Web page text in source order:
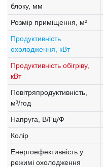
блоку, мм
Розмір приміщення, м²
Продуктивність
охолодження, кВт
Продуктивність обігріву,
кВт
Повітряпродуктивність,
м³/год
Напруга, В/Гц/Ф
Колір
Енергоефективність у
режимі охолодження